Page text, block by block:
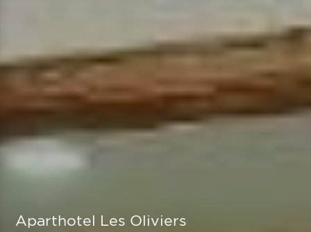
Aparthotel Les Oliviers